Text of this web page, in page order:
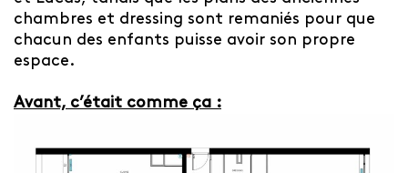
chambres et dressing sont remaniés pour que
chacun des enfants puisse avoir son propre
espace.
Avant, c’était comme ça :